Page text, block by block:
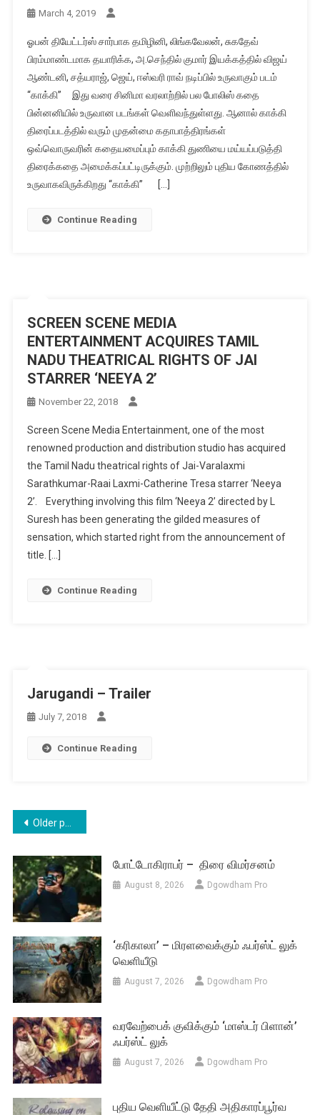
March 4, 2019
ஓபன் தியேட்டர்ஸ் சார்பாக தமிழினி, லிங்கவேலன், சுகதேவ்
பிரம்மாண்டமாக தயாரிக்க, அ.செந்தில் குமார் இயக்கத்தில் விஜய்
ஆண்டனி, சத்யராஜ், ஜெய், ஈஸ்வரி ராவ் நடிப்பில் உருவாகும் படம்
“காக்கி” இது வரை சினிமா வரலாற்றில் பல போலிஸ் கதை
பின்னனியில் உருவான படங்கள் வெளிவந்துள்ளது. ஆனால் காக்கி
திரைப்படத்தில் வரும் முதன்மை கதாபாத்திரங்கள்
ஒவ்வொருவரின் கதையமைப்பும் காக்கி துணியை மய்யப்படுத்தி
திரைக்கதை அமைக்கப்பட்டிருக்கும். முற்றிலும் புதிய கோணத்தில்
உருவாகவிருக்கிறது “காக்கி” […]
Continue Reading
SCREEN SCENE MEDIA
ENTERTAINMENT ACQUIRES TAMIL
NADU THEATRICAL RIGHTS OF JAI
STARRER ‘NEEYA 2’
November 22, 2018
Screen Scene Media Entertainment, one of the most
renowned production and distribution studio has acquired
the Tamil Nadu theatrical rights of Jai-Varalaxmi
Sarathkumar-Raai Laxmi-Catherine Tresa starrer ‘Neeya
2’. Everything involving this film ‘Neeya 2’ directed by L
Suresh has been generating the gilded measures of
sensation, which started right from the announcement of
title. […]
Continue Reading
Jarugandi – Trailer
July 7, 2018
Continue Reading
Posts
navigation
Older posts
போட்டோகிராபர் – திரை விமர்சனம்
August 8, 2026 Dgowdham Pro
‘கரிகாலா’ – மிரளவைக்கும் ஃபர்ஸ்ட் லுக்
வெளியீடு
August 7, 2026 Dgowdham Pro
வரவேற்பைக் குவிக்கும் ‘மாஸ்டர் பிளான்’
ஃபர்ஸ்ட் லுக்
August 7, 2026 Dgowdham Pro
புதிய வெளியீட்டு தேதி அதிகாரப்பூர்வ